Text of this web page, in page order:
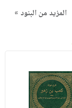
المزيد من البنود »